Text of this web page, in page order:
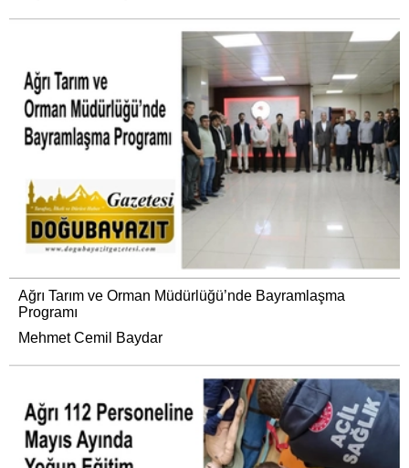
Ağrı Tarım ve Orman Müdürlüğü’nde Bayramlaşma
Programı
Mehmet Cemil Baydar